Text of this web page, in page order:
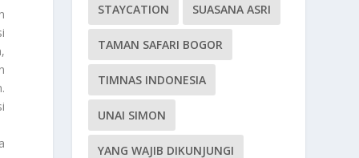
STAYCATION SUASANA ASRI
TAMAN SAFARI BOGOR
TIMNAS INDONESIA
UNAI SIMON
YANG WAJIB DIKUNJUNGI